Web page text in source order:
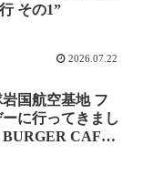
その1”
2026.07.22
国航空基地 フ
に行ってきまし
BURGER CAFE